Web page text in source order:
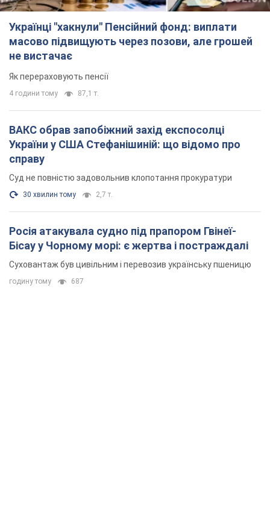
Українці "хакнули" Пенсійний фонд: виплати
масово підвищують через позови, але грошей
не вистачає
Як перераховують пенсії
4 години тому 87,1 т.
ВАКС обрав запобіжний захід експосолці
України у США Стефанішиній: що відомо про
справу
Суд не повністю задовольнив клопотання прокуратури
30 хвилин тому 2,7 т.
Росія атакувала судно під прапором Гвінеї-
Бісау у Чорному морі: є жертва і постраждалі
Суховантаж був цивільним і перевозив українську пшеницю
годину тому 687